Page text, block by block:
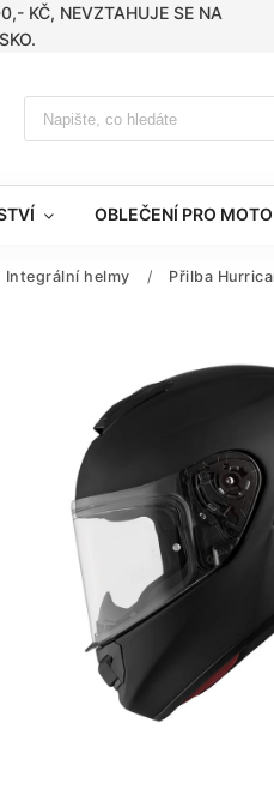
KČ, NEVZTAHUJE SE NA
OBLEČENÍ PRO
Integrální helmy / Přilba